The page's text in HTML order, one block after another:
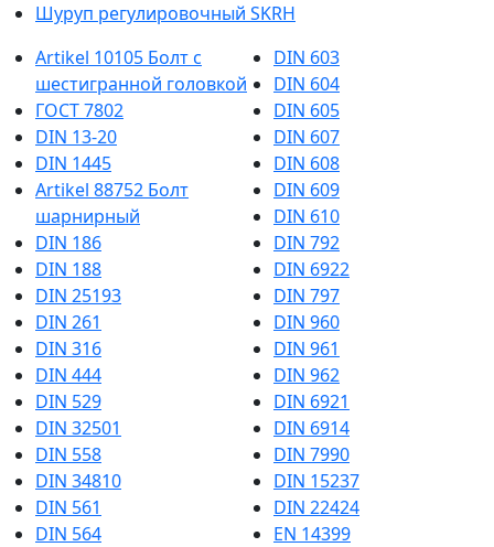
Шуруп регулировочный SKRH
Artikel 10105 Болт с
шестигранной головкой
ГОСТ 7802
DIN 13-20
DIN 1445
Artikel 88752 Болт
шарнирный
DIN 186
DIN 188
DIN 25193
DIN 261
DIN 316
DIN 444
DIN 529
DIN 32501
DIN 558
DIN 34810
DIN 561
DIN 564
DIN 603
DIN 604
DIN 605
DIN 607
DIN 608
DIN 609
DIN 610
DIN 792
DIN 6922
DIN 797
DIN 960
DIN 961
DIN 962
DIN 6921
DIN 6914
DIN 7990
DIN 15237
DIN 22424
EN 14399